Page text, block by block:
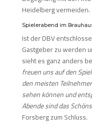
Heidelberg vermeiden.
Spielerabend im
Ist der DBV
Gastgeber zu werden
sieht es ganz anders
freuen uns auf den
den meisten
sehen können und
Abende sind das
Forsberg zum Schluss.